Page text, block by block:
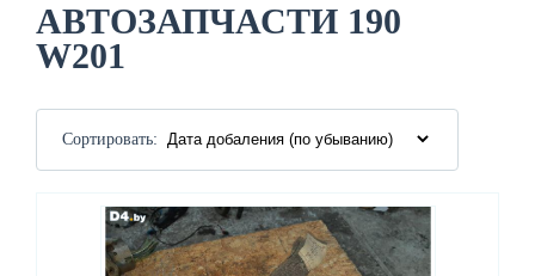
АВТОЗАПЧАСТИ 190
W201
Сортировать: